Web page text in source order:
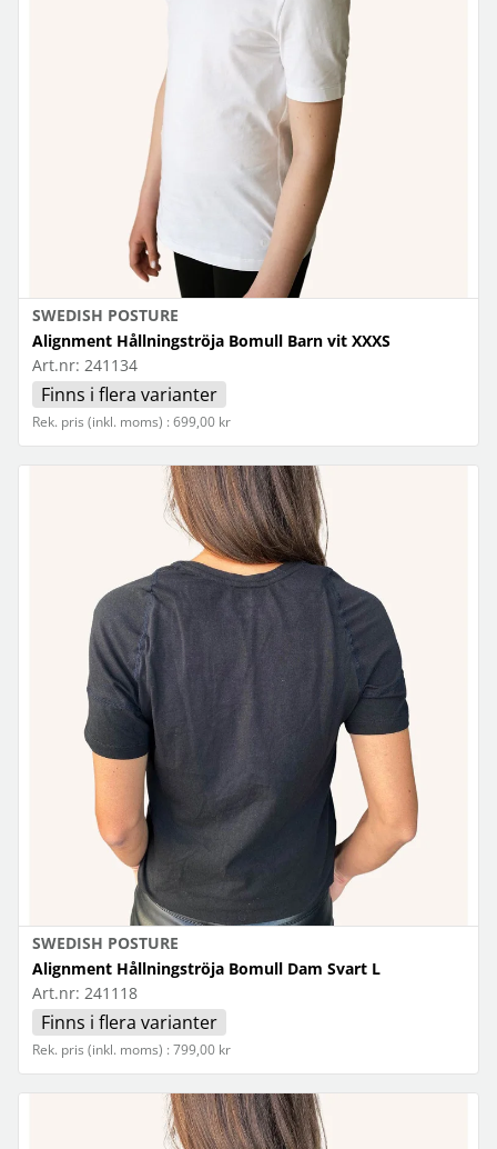
SWEDISH POSTURE
Alignment Hållningströja Bomull Barn vit XXXS
Art.nr: 241134
Finns i flera varianter
Rek. pris (inkl. moms) : 699,00 kr
SWEDISH POSTURE
Alignment Hållningströja Bomull Dam Svart L
Art.nr: 241118
Finns i flera varianter
Rek. pris (inkl. moms) : 799,00 kr